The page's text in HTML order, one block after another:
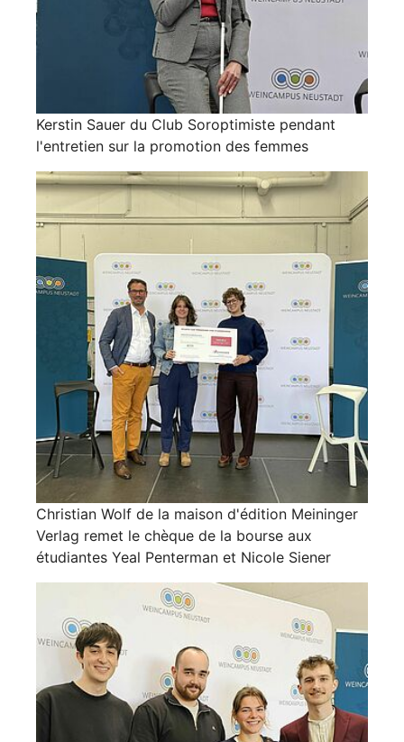
Kerstin Sauer du Club Soroptimiste pendant
l'entretien sur la promotion des femmes
Christian Wolf de la maison d'édition Meininger
Verlag remet le chèque de la bourse aux
étudiantes Yeal Penterman et Nicole Siener